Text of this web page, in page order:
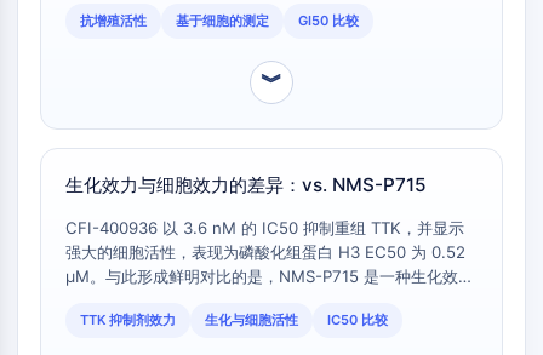
p38 MAPK
Atg及Atg相关蛋白
蛋白酪氨酸激酶/RTK
非受体酪氨酸激酶同义词：NRTK
受体酪氨酸激酶
的具体值位于该范围的下限 (~30 nM)。这表明 MPI-
存在约 3 倍的差异 (0.10 μM vs. 0.03 μM)。
抗增殖活性 基于细胞的测定 GI50 比较
︾
生化效力与细胞效力的差异：vs. NMS-P715
CFI-400936 以 3.6 nM 的 IC50 抑制重组 TTK，并显示
强大的细胞活性，表现为磷酸化组蛋白 H3 EC50 为 0.52
μM。与此形成鲜明对比的是，NMS-P715 是一种生化效力
53 nM 的 IC50 加速有丝分裂退出 [1]。这种反向关系
TTK 抑制剂效力 生化与细胞活性 IC50 比较